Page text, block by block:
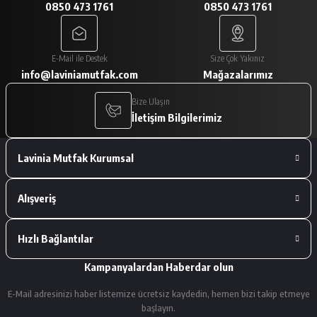
A... V... | 29/01/2026
Paketleme çok iyiydi. Ürünler tam
istediğimiz gibiydi.
A... V... | 29/01/2026
Deneyimini Paylaş
0850 473 1761 0850 473 1761
E-Mail ile Destek
info@laviniamutfak.com
Size Çok Yakınız
Mağazalarımız
Bize Ulaşın
İletişim Bilgilerimiz
Lavinia Mutfak Kurumsal
Alışveriş
Hızlı Bağlantılar
Kampanyalardan Haberdar olun
E-Mail adresinizi haber listemize ücretsiz kaydedin, hemen bizi takip etmeye
başlayın.